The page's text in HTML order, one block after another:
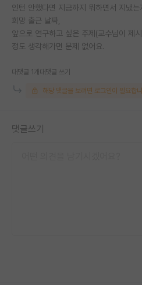
이벤트
반도체 아카데미
인턴 안했다면 지금까지 뭐하면서 지냈는
희망 출근 날짜,
앞으로 연구하고 싶은 주제(교수님이 제
정도 생각해가면 문제 없어요.
대댓글 1개 대댓글 쓰기
해당 댓글을 보려면 로그인이 필요합
댓글쓰기